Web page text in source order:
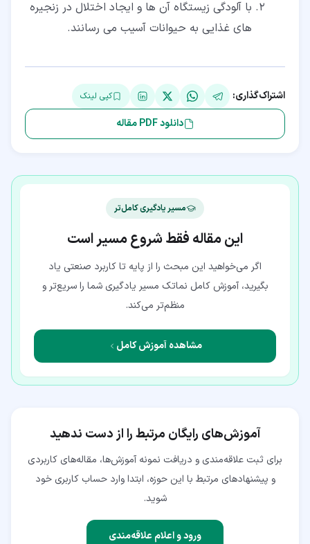
با آلودگی زیستگاه آن ها و ایجاد اختلال در زنجیره
های غذایی به حیوانات آسیب می رسانند.
اشتراک‌گذاری: کپی لینک
دانلود PDF مقاله
مسیر یادگیری کامل‌تر
این مقاله فقط شروع مسیر است
اگر می‌خواهید این مبحث را از پایه تا کاربرد صنعتی یاد
بگیرید، آموزش کامل نماتک مسیر یادگیری شما را سریع‌تر و
منظم‌تر می‌کند.
مشاهده آموزش کامل
آموزش‌های رایگان مرتبط را از دست ندهید
برای ثبت علاقه‌مندی و دریافت نمونه آموزش‌ها، مقاله‌های کاربردی
و پیشنهادهای مرتبط با این حوزه، ابتدا وارد حساب کاربری خود
شوید.
ورود و اعلام علاقه‌مندی